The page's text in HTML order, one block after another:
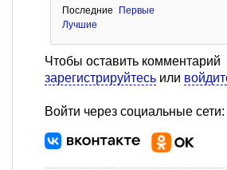
Последние
Первые
Лучшие
Чтобы оставить комментарий
зарегистрируйтесь или
Войти через социальные сети: